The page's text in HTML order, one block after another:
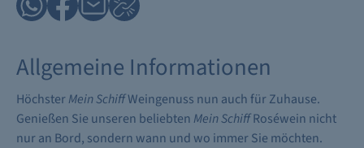
Allgemeine Informationen
HöchsterMein SchiffWeingenuss nun auch für Zuhause.
Genießen Sie unseren beliebten Mein SchiffRoséwein nicht
nur an Bord, sondern wann und wo immer Sie möchten.